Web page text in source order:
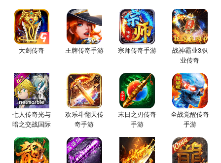
大剑传奇 王牌传奇手游 宗师传奇手游
战神霸业3职
业传奇
七人传奇光与
暗之交战国际
欢乐斗翻天传
奇手游
末日之刃传奇
手游
全战觉醒传奇
手游